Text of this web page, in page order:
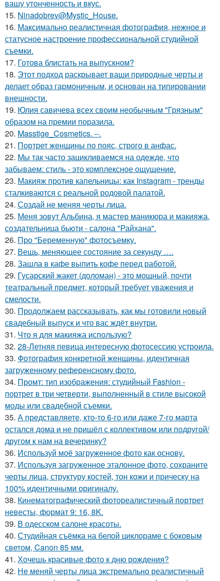
вашу утонченность и вкус.
15. Ninadobrev@Mystic_House.
16. Максимально реалистичная фотография, нежное и
статусное настроение профессиональной студийной
съемки.
17. Готова блистать на выпускном?
18. Этот подход раскрывает ваши природные черты и
делает образ гармоничным, и основан на типировании
внешности.
19. Юлия савичева всех своим необычным "Грязным"
образом на премии поразила.
20. Masstige_Cosmetics. --.
21. Портрет женщины по пояс, строго в анфас.
22. Мы так часто зацикливаемся на одежде, что
забываем: стиль - это комплексное ощущение.
23. Макияж против капельницы: как Instagram - тренды
сталкиваются с реальной родовой палатой.
24. Создай не меняя черты лица.
25. Меня зовут Альбина, я мастер маникюра и макияжа,
создательница бьюти - салона "Райхана".
26. Про "Беременную" фотосъемку.
27. Вещь, меняющее состояние за секунду ….
28. Зашла в кафе выпить кофе перед работой.
29. Гусарский жакет (доломан) - это мощный, почти
театральный предмет, который требует уважения и
смелости.
30. Продолжаем рассказывать, как мы готовили новый
свадебный выпуск и что вас ждёт внутри.
31. Что я для макияжа использую?
32. 28-Летняя певица интересную фотосессию устроила.
33. Фотография конкретной женщины, идентичная
загруженному референсному фото.
34. Промт: тип изображения: студийный Fashion -
портрет в три четверти, выполненный в стиле высокой
моды или свадебной съемки.
35. А представляете, кто-то 6-го или даже 7-го марта
остался дома и не пришёл с коллективом или подругой/
другом к нам на вечеринку?
36. Используй моё загруженное фото как основу.
37. Используя загруженное эталонное фото, сохраните
черты лица, структуру костей, тон кожи и прическу на
100% идентичными оригиналу.
38. Кинематографический фотореалистичный портрет
невесты, формат 9: 16, 8K.
39. В одесском салоне красоты.
40. Студийная съёмка на белой циклораме с боковым
светом, Canon 85 мм.
41. Хочешь красивые фото к дню рождения?
42. Не меняй черты лица экстремально реалистичный